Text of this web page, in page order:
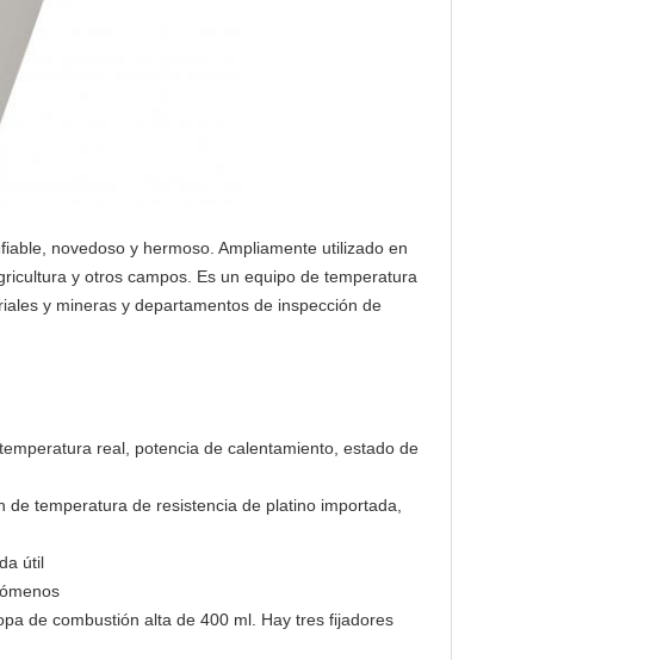
novedoso y hermoso. Ampliamente utilizado en
y otros campos. Es un equipo de temperatura
y mineras y departamentos de inspección de
real, potencia de calentamiento, estado de
temperatura de resistencia de platino importada,
útil
de combustión alta de 400 ml. Hay tres fijadores